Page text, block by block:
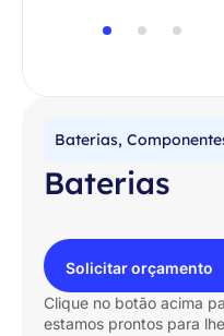
Baterias,
Baterias
Solicitar orçamento
Clique no botão acima
estamos prontos para